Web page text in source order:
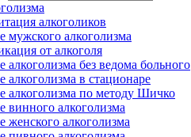
алкоголиков
мужского алкоголизма
от алкоголя
алкоголизма без ведома больного
алкоголизма в стационаре
алкоголизма по методу Шичко
винного алкоголизма
женского алкоголизма